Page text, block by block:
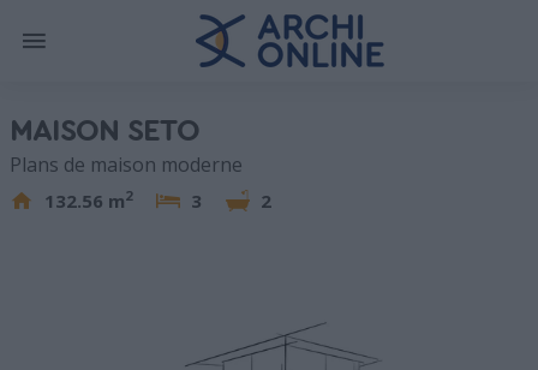
MAISON SETO
Plans de maison moderne
132.56 m2 3 2